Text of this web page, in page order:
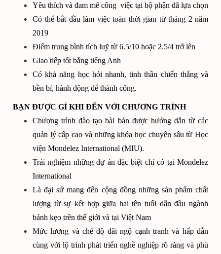
Yêu thích và đam mê công việc tại bộ phận đã lựa chọn
Có thể bắt đầu làm việc toàn thời gian từ tháng 2 năm
2019
Điểm trung bình tích luỹ từ 6.5/10 hoặc 2.5/4 trở lên
Giao tiếp tốt bằng tiếng Anh
Có khả năng học hỏi nhanh, tinh thần chiến thắng và
bền bỉ, hành động để thành công.
BẠN ĐƯỢC GÌ KHI ĐẾN VỚI CHƯƠNG TRÌNH
Chương trình đào tạo bài bản được hướng dẫn từ các
quản lý cấp cao và những khóa học chuyên sâu từ Học
viện Mondelez International (MIU).
Trải nghiệm những dự án đặc biệt chỉ có tại Mondelez
International
Là đại sứ mang đến cộng đồng những sản phẩm chất
lượng từ sự kết hợp giữa hai tên tuổi dẫn đầu ngành
bánh kẹo trên thế giới và tại Việt Nam
Mức lương và chế độ đãi ngộ cạnh tranh và hấp dẫn
cùng với lộ trình phát triển nghề nghiệp rõ ràng và phù